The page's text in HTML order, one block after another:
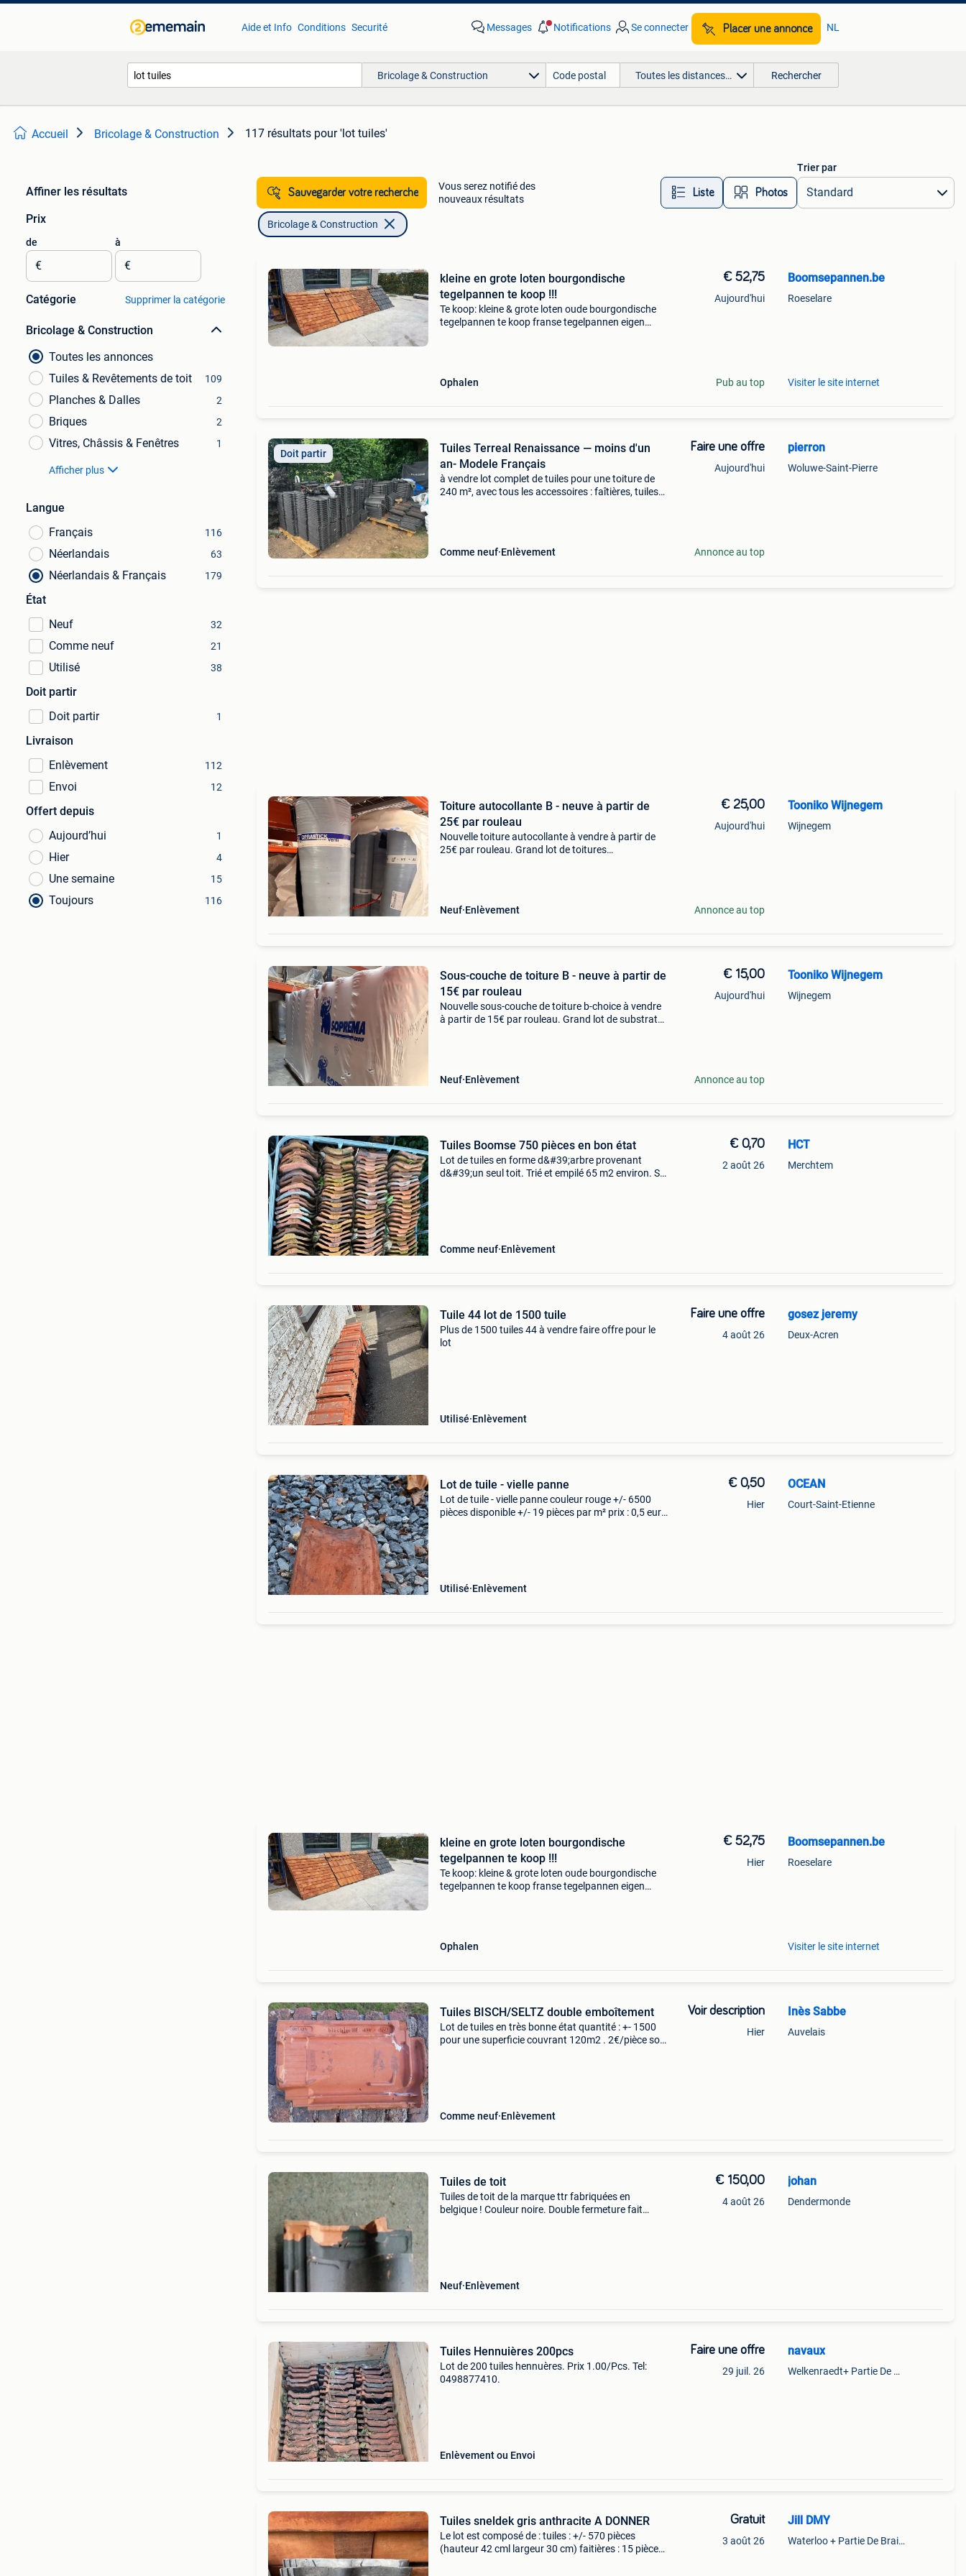
Aide et Info Conditions Securité Messages Notifications Se connecter Placer une annonce NL
Bricolage & Construction Toutes les distances… Rechercher
Accueil Bricolage & Construction 117 résultats pour 'lot tuiles'
Affiner les résultats
Prix
de
€
à
€
Catégorie Supprimer la catégorie
Bricolage & Construction
Toutes les annonces
Tuiles & Revêtements de toit
109
Planches & Dalles 2
Briques 2
Vitres, Châssis & Fenêtres 1
Afficher plus
Langue
Français
116
Néerlandais 63
Néerlandais & Français 179
État
Neuf
32
Comme neuf 21
Utilisé 38
Doit partir
Doit partir
1
Livraison
Enlèvement
112
Envoi 12
Offert depuis
Aujourd’hui
1
Hier 4
Une semaine 15
Toujours 116
Sauvegarder votre recherche
Vous serez notifié des
nouveaux résultats
Liste Photos
Trier par
Bricolage & Construction
kleine en grote loten bourgondische
tegelpannen te koop !!!
Te koop: kleine & grote loten oude bourgondische
tegelpannen te koop franse tegelpannen eigen
Ophalen
€ 52,75
Aujourd'hui
Pub au top
Boomsepannen.be
Roeselare
Visiter le site internet
Doit partir
Tuiles Terreal Renaissance — moins d'un
an- Modele Français
à vendre lot complet de tuiles pour une toiture de
240 m², avec tous les accessoires : faîtières, tuiles
Comme neuf Enlèvement
Faire une offre
Aujourd'hui
Annonce au top
pierron
Woluwe-Saint-Pierre
Toiture autocollante B - neuve à partir de
25€ par rouleau
Nouvelle toiture autocollante à vendre à partir de
25€ par rouleau. Grand lot de toitures
Neuf Enlèvement
€ 25,00
Aujourd'hui
Annonce au top
Tooniko Wijnegem
Wijnegem
Sous-couche de toiture B - neuve à partir de
15€ par rouleau
Nouvelle sous-couche de toiture b-choice à vendre
à partir de 15€ par rouleau. Grand lot de substrats
Neuf Enlèvement
€ 15,00
Aujourd'hui
Annonce au top
Tooniko Wijnegem
Wijnegem
Tuiles Boomse 750 pièces en bon état
Lot de tuiles en forme d&#39;arbre provenant
d&#39;un seul toit. Trié et empilé 65 m2 environ. Se
Comme neuf Enlèvement
€ 0,70
2 août 26
HCT
Merchtem
Tuile 44 lot de 1500 tuile
Plus de 1500 tuiles 44 à vendre faire offre pour le
lot
Utilisé Enlèvement
Faire une offre
4 août 26
gosez jeremy
Deux-Acren
Lot de tuile - vielle panne
Lot de tuile - vielle panne couleur rouge +/- 6500
pièces disponible +/- 19 pièces par m² prix : 0,5 euro
Utilisé Enlèvement
€ 0,50
Hier
OCEAN
Court-Saint-Etienne
kleine en grote loten bourgondische
tegelpannen te koop !!!
Te koop: kleine & grote loten oude bourgondische
tegelpannen te koop franse tegelpannen eigen
Ophalen
€ 52,75
Hier
Boomsepannen.be
Roeselare
Visiter le site internet
Tuiles BISCH/SELTZ double emboîtement
Lot de tuiles en très bonne état quantité : +- 1500
pour une superficie couvrant 120m2 . 2€/pièce soit
Comme neuf Enlèvement
Voir description
Hier
Inès Sabbe
Auvelais
Tuiles de toit
Tuiles de toit de la marque ttr fabriquées en
belgique ! Couleur noire. Double fermeture fait
Neuf Enlèvement
€ 150,00
4 août 26
johan
Dendermonde
Tuiles Hennuières 200pcs
Lot de 200 tuiles hennuères. Prix 1.00/Pcs. Tel:
0498877410.
Enlèvement ou Envoi
Faire une offre
29 juil. 26
navaux
Welkenraedt+ Partie De Baelen
Tuiles sneldek gris anthracite A DONNER
Le lot est composé de : tuiles : +/- 570 pièces
(hauteur 42 cml largeur 30 cm) faitières : 15 pièces
Gratuit
3 août 26
Jill DMY
Waterloo + Partie De Braine-L'Alleud, De Ohain